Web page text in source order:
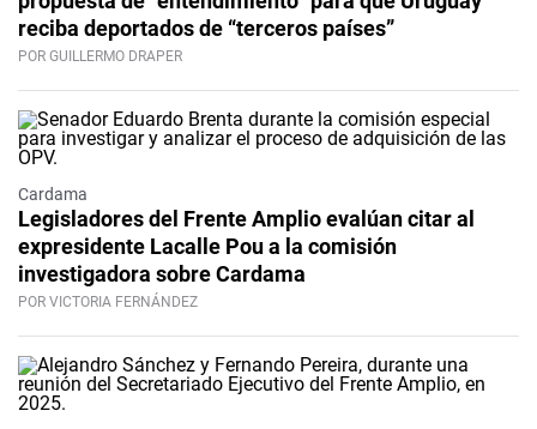
reciba deportados de “terceros países”
POR GUILLERMO DRAPER
Cardama
Legisladores del Frente Amplio evalúan citar al
expresidente Lacalle Pou a la comisión
investigadora sobre Cardama
POR VICTORIA FERNÁNDEZ